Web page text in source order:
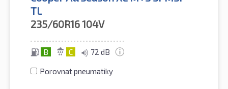
TL
235/60R16104V
B C 72 dB
Porovnat pneumatiky